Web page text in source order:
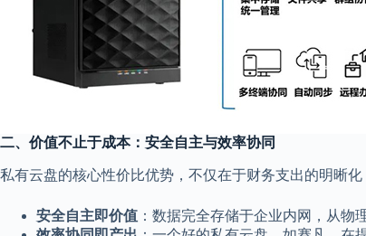
二、价值不止于成本：安全自主与效率协同
私有云盘的核心性价比优势，不仅在于财务支出的明晰
安全自主即价值 ：数据完全存储于企业内网，从物